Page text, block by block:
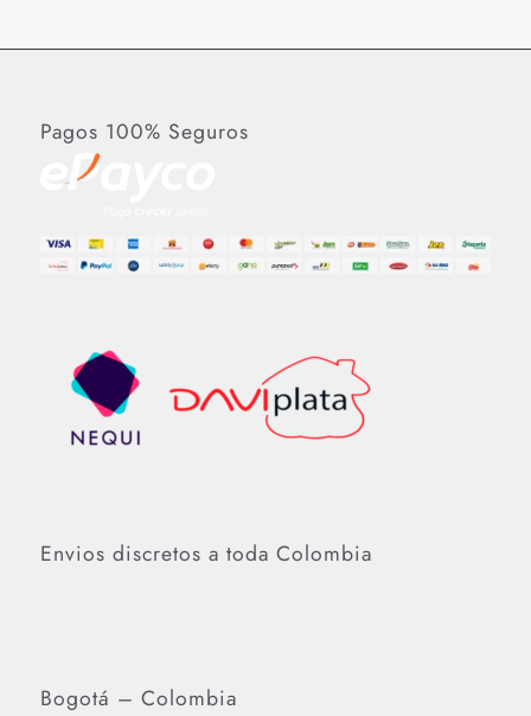
Pagos 100% Seguros
Envios discretos a toda Colombia
Bogotá – Colombia